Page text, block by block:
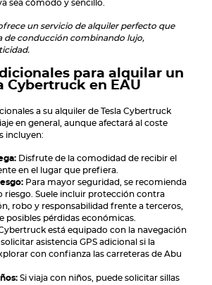
sea cómodo y sencillo.
un servicio de alquiler perfecto que
de conducción combinando lujo,
para alquilar un
Cybertruck en EAU
a su alquiler de Tesla Cybertruck
en general, aunque afectará al coste
incluyen:
Disfrute de la comodidad de recibir el
en el lugar que prefiera.
Para mayor seguridad, se recomienda
riesgo. Suele incluir protección contra
robo y responsabilidad frente a terceros,
posibles pérdidas económicas.
está equipado con la navegación
asistencia GPS adicional si la
con confianza las carreteras de Abu
Si viaja con niños, puede solicitar sillas